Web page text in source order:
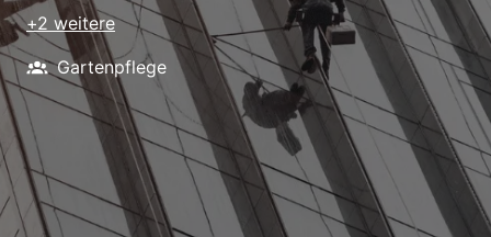
+2 weitere
Gartenpflege